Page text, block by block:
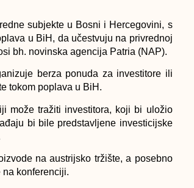
subjekte u Bosni i Hercegovini, s
u BiH, da učestvuju na privrednoj
bh. novinska agencija Patria (NAP).
berza ponuda za investitore ili
tokom poplava u BiH.
može tražiti investitora, koji bi uložio
bi bile predstavljene investicijske
na austrijsko tržište, a posebno
konferenciji.